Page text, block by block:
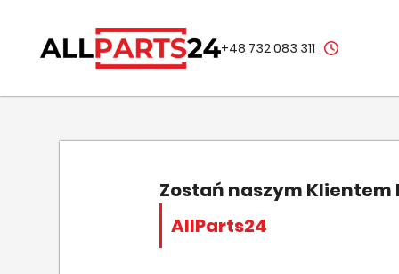
+48 732 083 311
Zostań naszym
AllParts24